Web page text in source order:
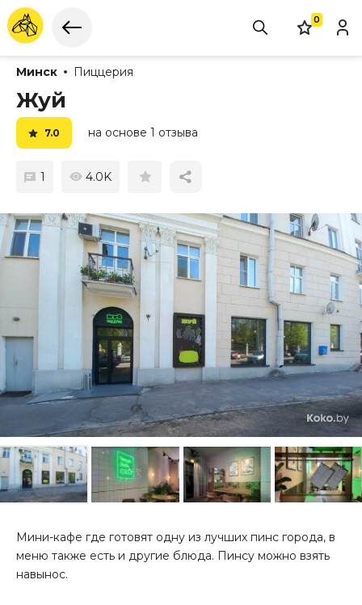
0
Минск Пиццерия
Жуй
7.0 на основе 1 отзыва
1 4.0K
Мини-кафе где готовят одну из лучших пинс города, в
меню также есть и другие блюда. Пинсу можно взять
навынос.